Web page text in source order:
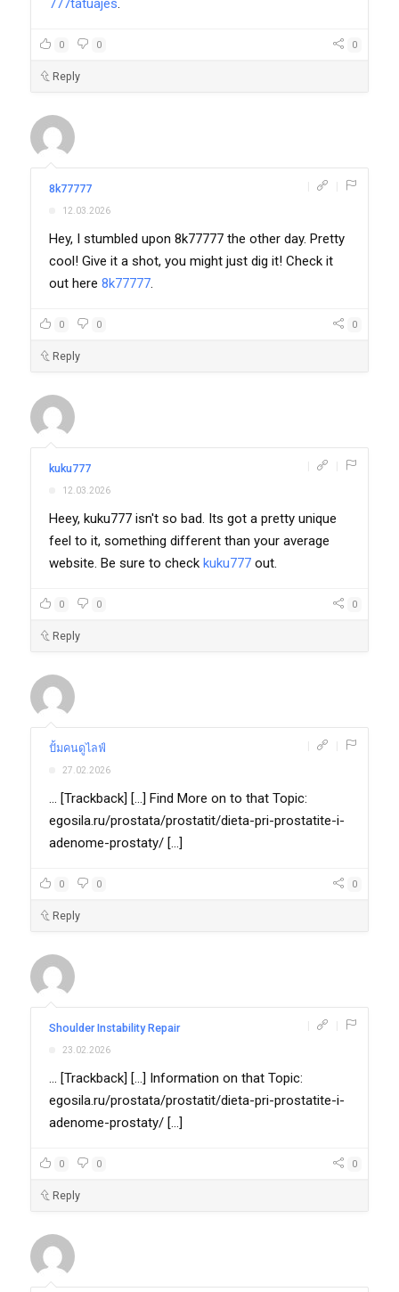
777tatuajes.
0 0 0
Reply
8k77777
12.03.2026
Hey, I stumbled upon 8k77777 the other day. Pretty
cool! Give it a shot, you might just dig it! Check it
out here8k77777.
0 0 0
Reply
kuku777
12.03.2026
Heey, kuku777 isn't so bad. Its got a pretty unique
feel to it, something different than your average
website. Be sure to checkkuku777 out.
0 0 0
Reply
ปั้มคนดูไลฟ์
27.02.2026
... [Trackback] [...] Find More on to that Topic:
egosila.ru/prostata/prostatit/dieta-pri-prostatite-i-
adenome-prostaty/ [...]
0 0 0
Reply
Shoulder Instability Repair
23.02.2026
... [Trackback] [...] Information on that Topic:
egosila.ru/prostata/prostatit/dieta-pri-prostatite-i-
adenome-prostaty/ [...]
0 0 0
Reply